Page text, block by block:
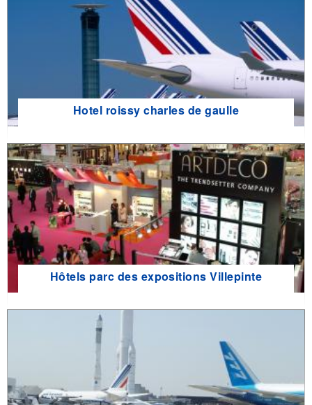
Hotel roissy charles de gaulle
Hôtels parc des expositions Villepinte